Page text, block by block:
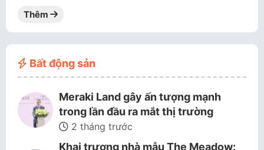
Thêm
Bất động sản
Meraki Land gây ấn tượng mạnh
trong lần đầu ra mắt thị trường
2 tháng trước
Khai trương nhà mẫu The Meadow: